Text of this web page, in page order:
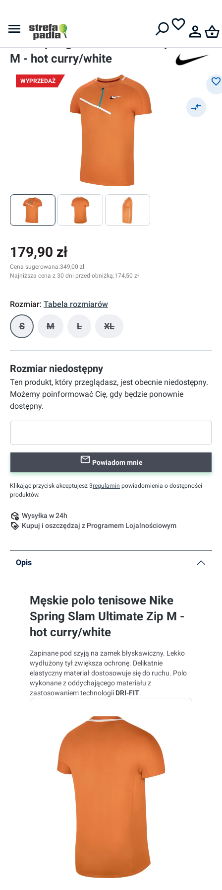
Męskie polo
Nike Spring Slam Ultimate Zip
M - hot curry/white
WYPRZEDAŻ
179,90 zł
Cena sugerowana:349,00 zł
Najniższa cena z 30 dni przed obniżką:174,50 zł
Rozmiar: Tabela rozmiarów
S(Ta opcja jest obecnie niedostępna.)
M(Ta opcja jest obecnie niedostępna.)
L(Ta opcja jest obecnie niedostępna.)
XL(Ta opcja jest obecnie
Rozmiar niedostępny
Ten produkt, który przeglądasz, jest obecnie niedostępny.
Możemy poinformować Cię, gdy będzie ponownie
dostępny.
Powiadom mnie
Klikając przycisk akceptujesz 3regulamin powiadomienia o dostępności
produktów.
Wysyłka w 24h
Kupuj i oszczędzaj z Programem Lojalnościowym
Opis
Męskie polo tenisowe Nike
Spring Slam Ultimate Zip M -
hot curry/white
Zapinane pod szyją na zamek błyskawiczny. Lekko
wydłużony tył zwiększa ochronę. Delikatnie
elastyczny materiał dostosowuje się do ruchu. Polo
wykonane z oddychającego materiału z
zastosowaniem technologii DRI-FIT.